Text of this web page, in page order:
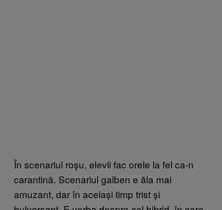
În scenariul roșu, elevii fac orele la fel ca-n
carantină. Scenariul galben e ăla mai
amuzant, dar în același timp trist și